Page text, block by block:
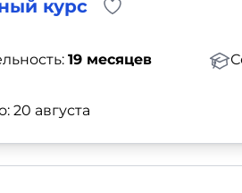
курс
19 месяцев
20 августа